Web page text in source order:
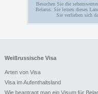
Besuchen Sie die
Belarus. Sie lernen dieses
Sie verlieben sich
Weißrussische Visa
Arten von Visa
Visa im Aufenthaltsland
Wie beantragt man ein Visum für